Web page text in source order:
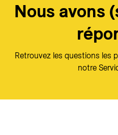
Nous avons
Retrouvez les questions les
notre